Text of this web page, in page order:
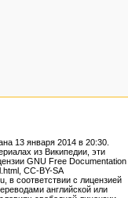
13 января 2014 в 20:30.
из Википедии, эти
GNU Free Documentation
CC-BY-SA
в соответствии с лицензией
английской или